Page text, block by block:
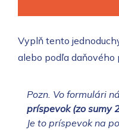
Vyplň tento
alebo podľa daňového
Pozn. Vo formulári
príspevok (zo sumy
Je to príspevok na